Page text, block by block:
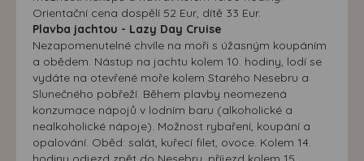
Orientační cena dospělí 52 Eur, dítě 33 Eur.
Plavba jachtou - Lazy Day Cruise
Nezapomenutelné chvíle na moři s úžasným koupáním
a obědem. Nástup na jachtu kolem 10. hodiny, lodí se
vydáte na otevřené moře kolem Starého Nesebru a
Slunečného pobřeží. Během plavby neomezená
konzumace nápojů v lodním baru (alkoholické a
nealkoholické nápoje). Možnost rybaření, koupání a
opalování. Oběd: salát, kuřecí filet, ovoce. Kolem 14.